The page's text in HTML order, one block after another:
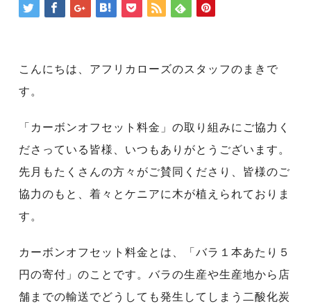
こんにちは、アフリカローズのスタッフのまきで
す。
「カーボンオフセット料金」の取り組みにご協力く
ださっている皆様、いつもありがとうございます。
先月もたくさんの方々がご賛同くださり、皆様のご
協力のもと、着々とケニアに木が植えられておりま
す。
カーボンオフセット料金とは、「バラ１本あたり５
円の寄付」のことです。バラの生産や生産地から店
舗までの輸送でどうしても発生してしまう二酸化炭